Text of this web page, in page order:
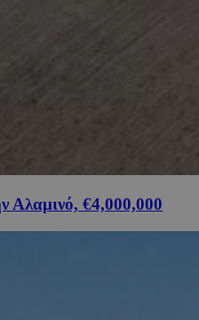
Αλαμινό, €4,000,000